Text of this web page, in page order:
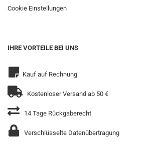
Cookie Einstellungen
IHRE VORTEILE BEI UNS
Kauf auf Rechnung
Kostenloser Versand ab 50 €
14 Tage Rückgaberecht
Verschlüsselte Datenübertragung